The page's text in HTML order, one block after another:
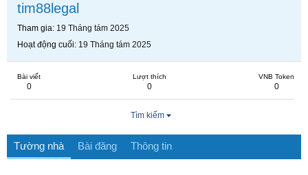
tim88legal
Tham gia 19 Tháng tám 2025
Hoạt động cuối 19 Tháng tám 2025
Bài viết
0
Lượt thích
0
VNB Token
0
Tìm kiếm
Tường nhà Bài đăng Thông tin